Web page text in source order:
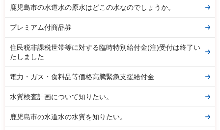
鹿児島市の水道水の原水はどこの水なのでしょうか。
プレミアム付商品券
住民税非課税世帯等に対する臨時特別給付金(注)受付は終了い
たしました
電力・ガス・食料品等価格高騰緊急支援給付金
水質検査計画について知りたい。
鹿児島市の水道水の水質を知りたい。